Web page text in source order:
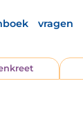
vragen